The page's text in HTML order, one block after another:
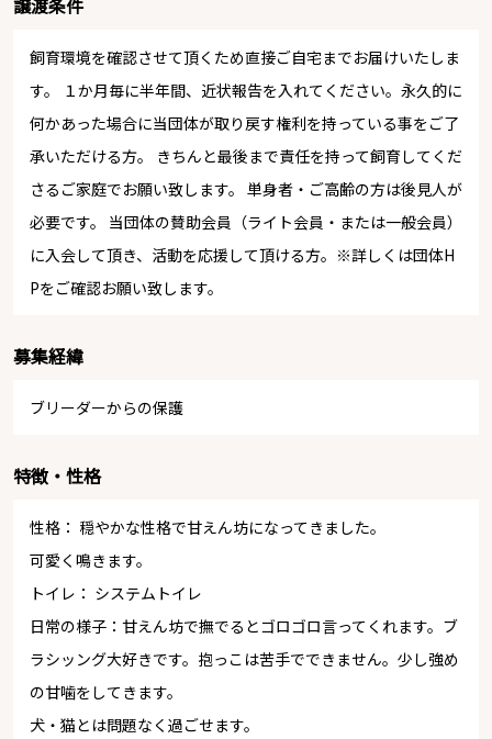
譲渡条件
飼育環境を確認させて頂くため直接ご自宅までお届けいたしま
す。 １か月毎に半年間、近状報告を入れてください。永久的に
何かあった場合に当団体が取り戻す権利を持っている事をご了
承いただける方。 きちんと最後まで責任を持って飼育してくだ
さるご家庭でお願い致します。 単身者・ご高齢の方は後見人が
必要です。 当団体の賛助会員（ライト会員・または一般会員）
に入会して頂き、活動を応援して頂ける方。※詳しくは団体H
Pをご確認お願い致します。
募集経緯
ブリーダーからの保護
特徴・性格
性格： 穏やかな性格で甘えん坊になってきました。
可愛く鳴きます。
トイレ： システムトイレ
日常の様子：甘えん坊で撫でるとゴロゴロ言ってくれます。ブ
ラシッング大好きです。抱っこは苦手でできません。少し強め
の甘噛をしてきます。
犬・猫とは問題なく過ごせます。